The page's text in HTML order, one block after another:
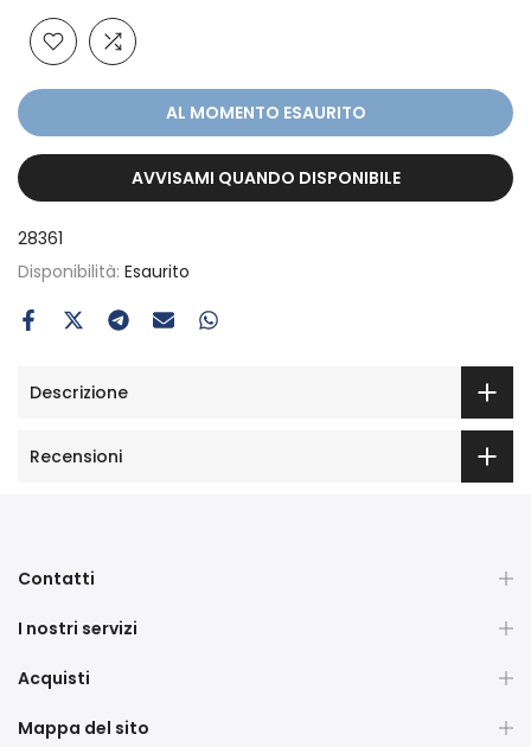
AL MOMENTO ESAURITO
AVVISAMI QUANDO DISPONIBILE
28361
Disponibilità: Esaurito
Descrizione
Recensioni
Contatti
I nostri servizi
Acquisti
Mappa del sito